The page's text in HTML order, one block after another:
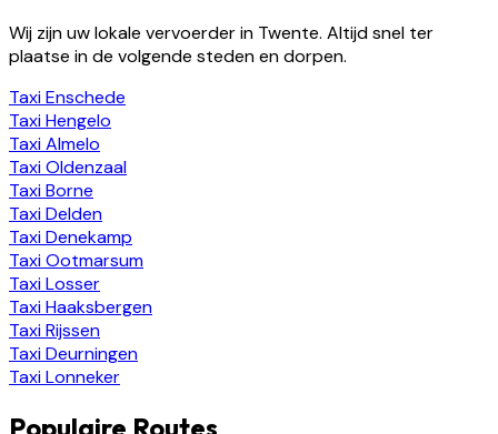
Wij zijn uw lokale vervoerder in Twente. Altijd snel ter
plaatse in de volgende steden en dorpen.
TaxiEnschede
TaxiHengelo
TaxiAlmelo
TaxiOldenzaal
TaxiBorne
TaxiDelden
TaxiDenekamp
TaxiOotmarsum
TaxiLosser
TaxiHaaksbergen
TaxiRijssen
TaxiDeurningen
TaxiLonneker
Populaire Routes